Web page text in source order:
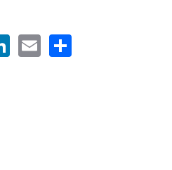
LinkedIn
EmailShare